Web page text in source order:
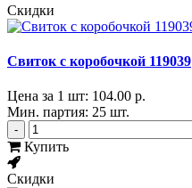
Скидки
Свиток с коробочкой 119039
Цена за 1 шт: 104.00 р.
Мин. партия: 25 шт.
-
Купить
Скидки